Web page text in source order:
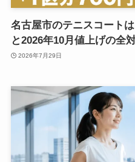
名古屋市のテニスコート
と2026年10月値上げの全
2026年7月29日